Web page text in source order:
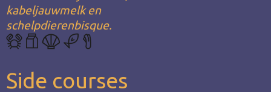
kabeljauwmelk en
schelpdierenbisque.
Side courses